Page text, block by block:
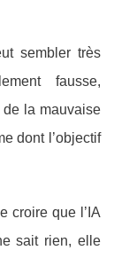
sembler très
fausse,
de la mauvaise
dont l’objectif
croire que l’IA
sait rien, elle